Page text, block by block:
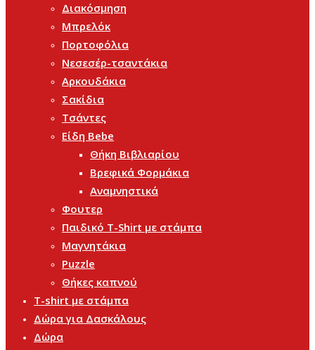
Διακόσμηση
Μπρελόκ
Πορτοφόλια
Νεσεσέρ-τσαντάκια
Αρκουδάκια
Σακίδια
Τσάντες
Είδη Bebe
Θήκη Βιβλιαρίου
Βρεφικά Φορμάκια
Αναμνηστικά
Φουτερ
Παιδικό T-Shirt με στάμπα
Μαγνητάκια
Puzzle
Θήκες καπνού
T-shirt με στάμπα
Δώρα για Δασκάλους
Δώρα